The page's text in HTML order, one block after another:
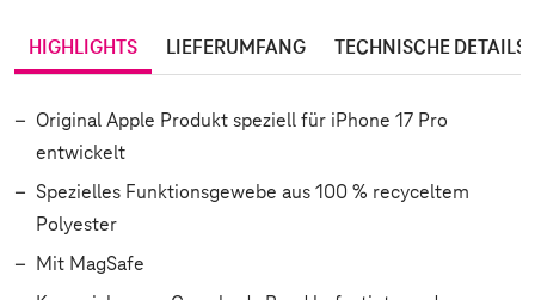
HIGHLIGHTS LIEFERUMFANG TECHNISCHE DETAILS
Original Apple Produkt speziell für iPhone 17 Pro
entwickelt
Spezielles Funktionsgewebe aus 100 % recyceltem
Polyester
Mit MagSafe